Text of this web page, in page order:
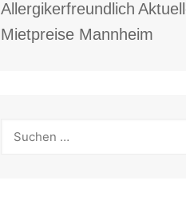
Allergikerfreundlich
Mietpreise Mannheim